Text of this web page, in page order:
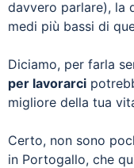
davvero parlare), la
medi più bassi di
Diciamo, per farla
per lavorarci
migliore della tua
Certo, non sono
in Portogallo, che